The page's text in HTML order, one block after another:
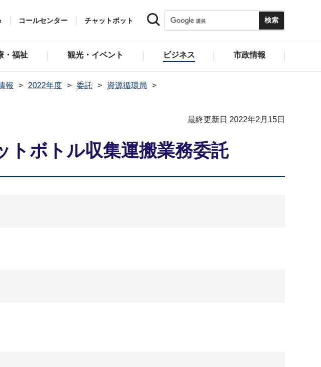
コールセンター チャットボット
・福祉 観光・イベント ビジネス 市政情報
報 2022年度 委託
資源循環局
最終更新日 2022年2月15日
トボトル収集運搬業務委託